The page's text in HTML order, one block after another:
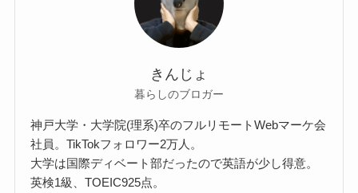
きんじょ
暮らしのブロガー
神戸大学・大学院(理系)卒のフルリモートWebマーケ会
社員。TikTokフォロワー2万人。
大学は国際ディベート部だったので英語が少し得意。
英検1級、TOEIC925点。